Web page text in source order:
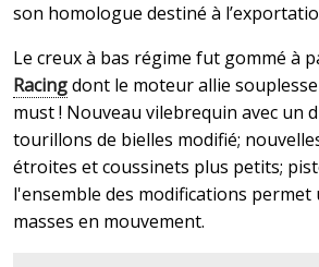
son homologue destiné à
Le creux à bas régime fut gommé à
Racingdont le moteur allie
must ! Nouveau vilebrequin avec un
tourillons de bielles modifié;
étroites et coussinets plus petits;
l'ensemble des modifications permet
masses en mouvement.